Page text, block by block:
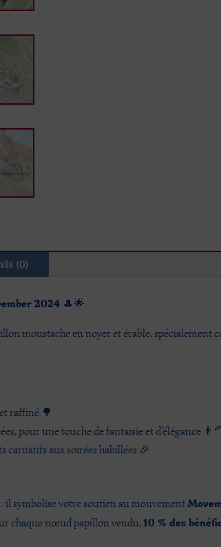
(0)
2024 🎩🌟
moustache en noyer et érable,
raffiné 🌳
pour une touche de fantaisie et d’élégance
caritatifs aux soirées habillées 🎉
il symbolise votre soutien au mouvement
chaque nœud papillon vendu,10 % des